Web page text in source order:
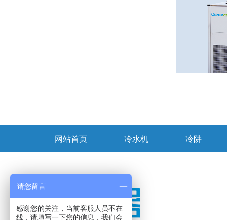
网站首页 冷水机 冷阱
请您留言
感谢您的关注，当前客服人员不在
线，请填写一下您的信息，我们会